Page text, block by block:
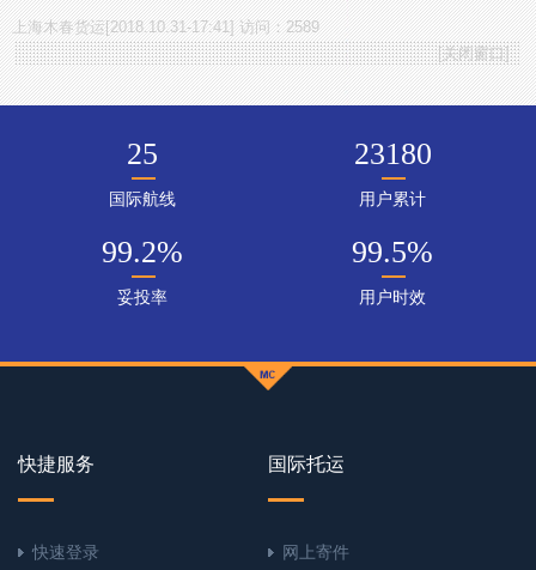
上海木春货运[2018.10.31-17:41] 访问：2589
[关闭窗口]
25
国际航线
23180
用户累计
99.2%
妥投率
99.5%
用户时效
快捷服务
快速登录
国际托运
网上寄件